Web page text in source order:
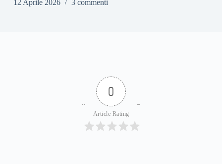
12 Aprile 2026 3 commenti
0
Article Rating